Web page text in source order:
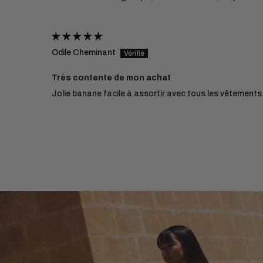
Odile Cheminant
Très contente de mon achat
Jolie banane facile à assortir avec tous les